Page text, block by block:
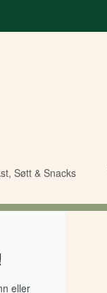
Søtt & Snacks
eller